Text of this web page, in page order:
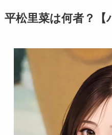
平松里菜は何者？【